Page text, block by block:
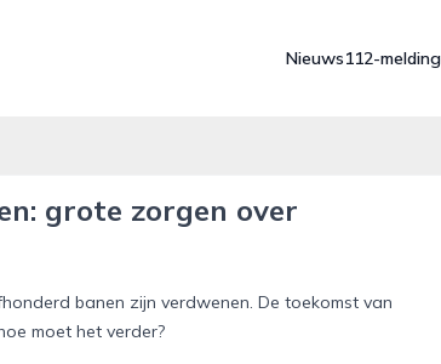
Nieuws112-
grote zorgen over
banen zijn verdwenen. De toekomst van
moet het verder?